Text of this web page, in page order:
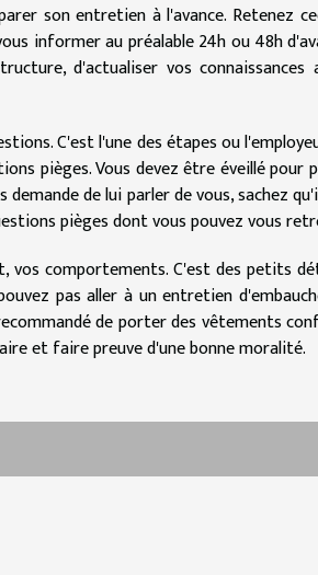
son entretien à l'avance. Retenez
informer au préalable 24h ou 48h
d'actualiser vos
C'est l'une des étapes ou
pièges. Vous devez être éveillé
de lui parler de vous, sachez
pièges dont vous pouvez vous
vos comportements. C'est des petits
pas aller à un entretien
de porter des vêtements
et faire preuve d'une bonne moralité.